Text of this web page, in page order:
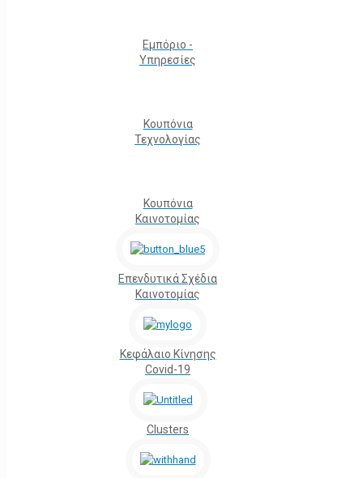
Εμπόριο -
Υπηρεσίες
Κουπόνια
Τεχνολογίας
Κουπόνια
Καινοτομίας
Επενδυτικά Σχέδια
Καινοτομίας
Κεφάλαιο Κίνησης
Covid-19
Clusters